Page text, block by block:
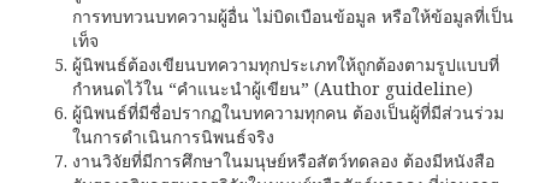
การทบทวนบทความผู้อื่น ไม่บิดเบือนข้อมูล หรือให้ข้อมูลที่เป็น
เท็จ
ผู้นิพนธ์ต้องเขียนบทความทุกประเภทให้ถูกต้องตามรูปแบบที่
กำหนดไว้ใน “คำแนะนำผู้เขียน” (Author guideline)
ผู้นิพนธ์ที่มีชื่อปรากฏในบทความทุกคน ต้องเป็นผู้ที่มีส่วนร่วม
ในการดำเนินการนิพนธ์จริง
งานวิจัยที่มีการศึกษาในมนุษย์หรือสัตว์ทดลอง ต้องมีหนังสือ